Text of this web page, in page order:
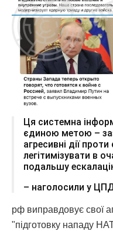
Ця системна
єдиною метою –
агресивні дії
легітимізувати в
подальшу
– наголосили у
рф виправдовує свої
"підготовку нападу